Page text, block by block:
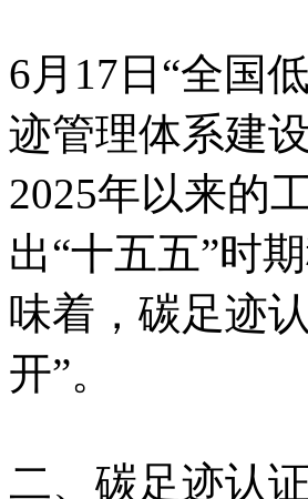
6月17日“全国
迹管理体系建
2025年以来的
出“十五五”时
味着，碳足迹
开”。
二、碳足迹认